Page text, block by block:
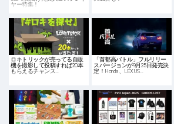
ヤー特集！
ロキトリックが売ってる自販
機を撮影して投稿すれば20本
もらえるチャンス…
「首都高バトル」フルリリー
スバージョンが9月25日発売決
定！Honda、LEXUS…